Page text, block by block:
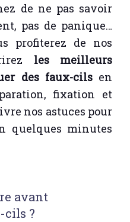
de ne pas savoir
pas de panique…
profiterez de nos
les meilleurs
des faux-cilsen
fixation et
nos astuces pour
quelques minutes
avant
cils ?